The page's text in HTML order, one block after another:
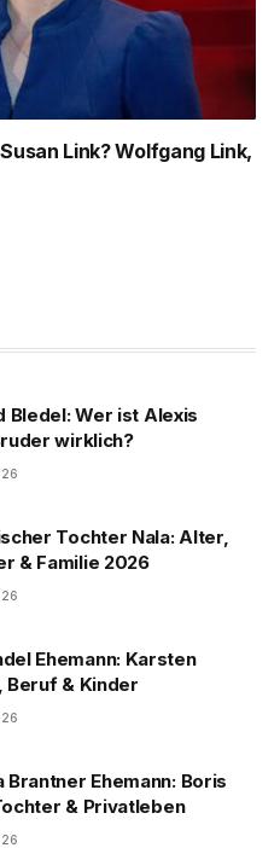
Link? Wolfgang Link,
Bledel: Wer ist Alexis
wirklich?
Tochter Nala: Alter,
& Familie 2026
Ehemann: Karsten
Beruf & Kinder
Brantner Ehemann: Boris
& Privatleben